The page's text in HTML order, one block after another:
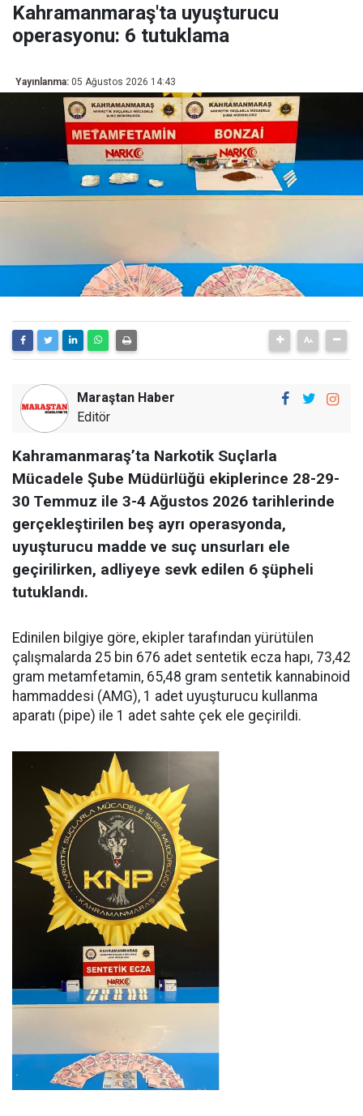
Kahramanmaraş'ta uyuşturucu
operasyonu: 6 tutuklama
Yayınlanma: 05 Ağustos 2026 14:43
Maraştan Haber
Editör
Kahramanmaraş’ta Narkotik Suçlarla
Mücadele Şube Müdürlüğü ekiplerince 28-29-
30 Temmuz ile 3-4 Ağustos 2026 tarihlerinde
gerçekleştirilen beş ayrı operasyonda,
uyuşturucu madde ve suç unsurları ele
geçirilirken, adliyeye sevk edilen 6 şüpheli
tutuklandı.
Edinilen bilgiye göre, ekipler tarafından yürütülen
çalışmalarda 25 bin 676 adet sentetik ecza hapı, 73,42
gram metamfetamin, 65,48 gram sentetik kannabinoid
hammaddesi (AMG), 1 adet uyuşturucu kullanma
aparatı (pipe) ile 1 adet sahte çek ele geçirildi.